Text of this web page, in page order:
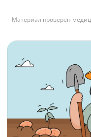
Материал проверен